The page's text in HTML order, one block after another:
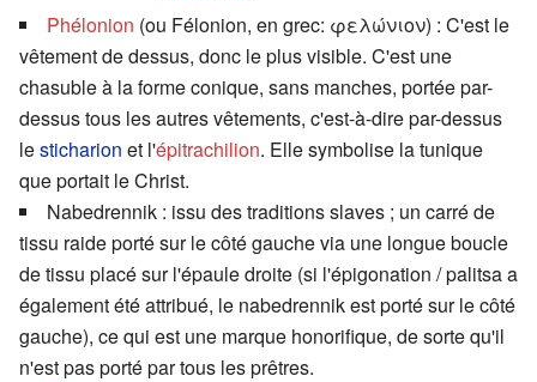
Phélonion (ou Félonion, en grec: φελώνιον) : C'est le
vêtement de dessus, donc le plus visible. C'est une
chasuble à la forme conique, sans manches, portée par-
dessus tous les autres vêtements, c'est-à-dire par-dessus
lesticharion et l'épitrachilion. Elle symbolise la tunique
que portait le Christ.
Nabedrennik : issu des traditions slaves ; un carré de
tissu raide porté sur le côté gauche via une longue boucle
de tissu placé sur l'épaule droite (si l'épigonation / palitsa a
également été attribué, le nabedrennik est porté sur le côté
gauche), ce qui est une marque honorifique, de sorte qu'il
n'est pas porté par tous les prêtres.